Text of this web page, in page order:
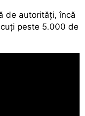
de autorități, încă
peste 5.000 de